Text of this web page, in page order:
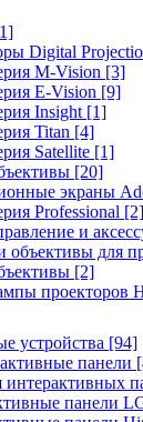
Digital
M-Vision [3]
E-Vision [9]
Insight [1]
Titan [4]
Satellite [1]
[20]
экраны
Professional [2]
и
для
[2]
проекторов
устройства [94]
панели
интерактивных
панели